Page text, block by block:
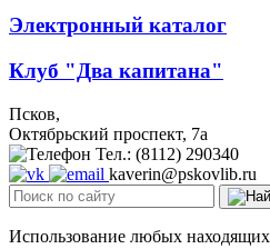
Электронный каталог
Клуб "Два капитана"
Псков,
Октябрьский проспект, 7a
Тел.: (8112) 290340
kaverin@pskovlib.ru
Использование любых